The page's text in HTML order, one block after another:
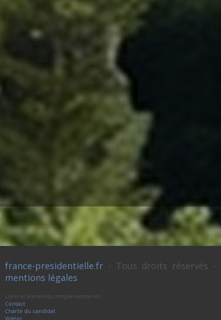
france-presidentielle.fr - Tous droits réservés -
mentions légales
Liens et éléments complémentaires :
Contact
Charte du candidat
Vidéos